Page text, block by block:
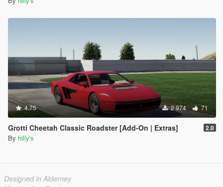
4.75 2 974 71
Grotti Cheetah Classic Roadster [Add-On | Extras] 2.0
By hilly's
Designed in Alderney